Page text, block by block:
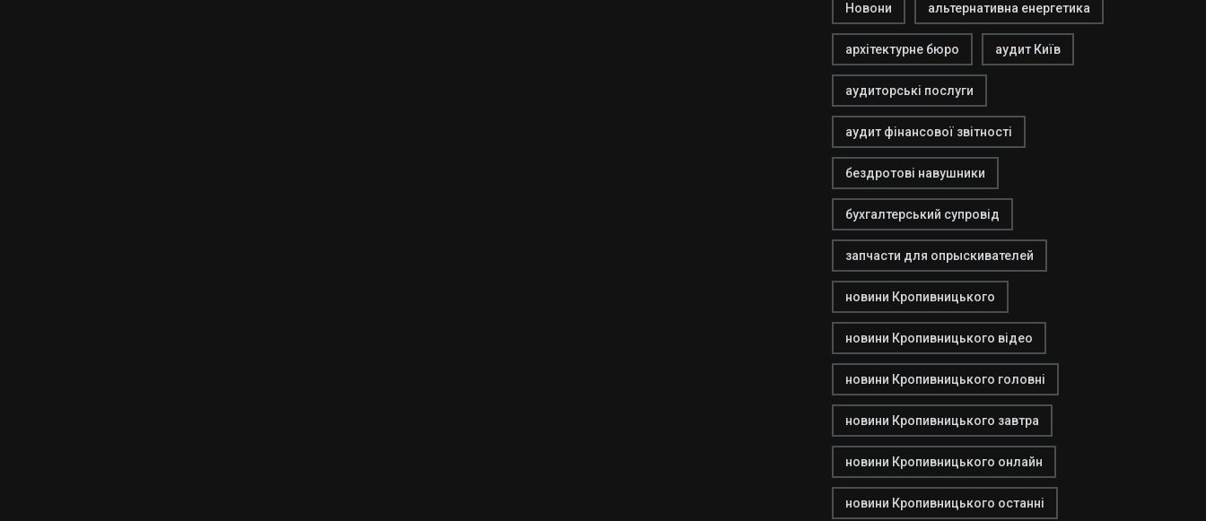
Новони альтернативна енергетика
архітектурне бюро аудит Київ
аудиторські послуги
аудит фінансової звітності
бездротові навушники
бухгалтерський супровід
запчасти для опрыскивателей
новини Кропивницького
новини Кропивницького відео
новини Кропивницького головні
новини Кропивницького завтра
новини Кропивницького онлайн
новини Кропивницького останні